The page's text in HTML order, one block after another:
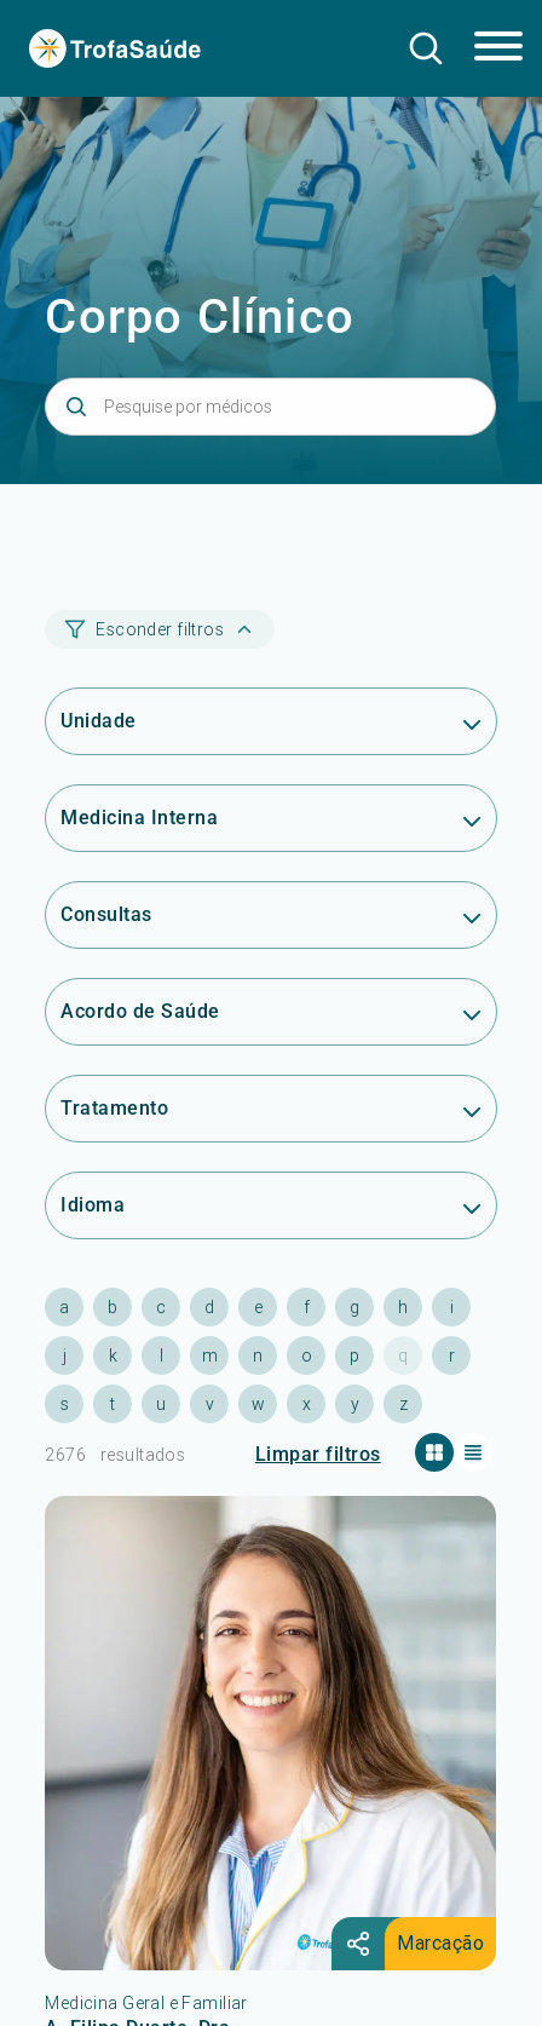
Corpo Clínico
Esconder filtros
Unidade
Medicina Interna
Consultas
Acordo de Saúde
Tratamento
Idioma
a b c d e f g h i
j k l m n o p q r
s t u v w x y z
2676 resultados Limpar filtros
Marcação
Medicina Geral e Familiar